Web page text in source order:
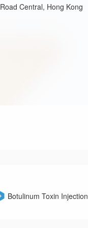
Central, Hong Kong
Botulinum Toxin Injection